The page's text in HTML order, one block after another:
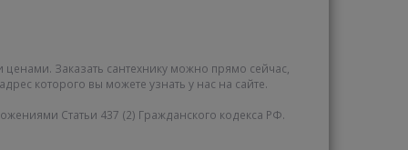
Заказать сантехнику можно прямо сейчас,
которого вы можете узнать у нас на сайте.
Статьи 437 (2) Гражданского кодекса РФ.